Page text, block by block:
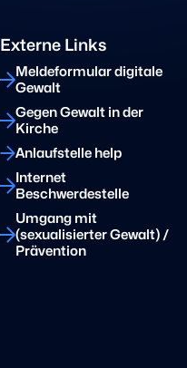
Externe Links
Meldeformular digitale
Gewalt
Gegen Gewalt in der
Kirche
Anlaufstelle help
Internet
Beschwerdestelle
Umgang mit
(sexualisierter Gewalt) /
Prävention